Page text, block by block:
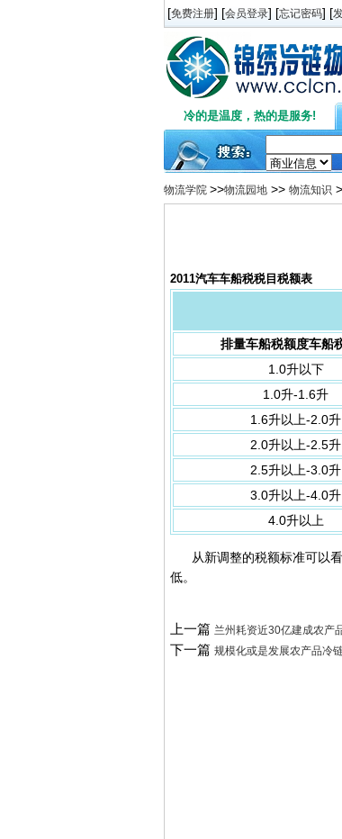
[免费注册] [会员登录] [忘记密码] [
冷的是温度，热的是服务!
物流学院 >>物流园地 >> 物流知识
2011汽车车船税税目税额表
排量车船税额度车船
1.0升以下
1.0升-1.6升
1.6升以上-2.0升
2.0升以上-2.5升
2.5升以上-3.0升
3.0升以上-4.0升
4.0升以上
从新调整的税额标准可以看
低。
上一篇 兰州耗资近30亿建成农产
下一篇 规模化或是发展农产品冷